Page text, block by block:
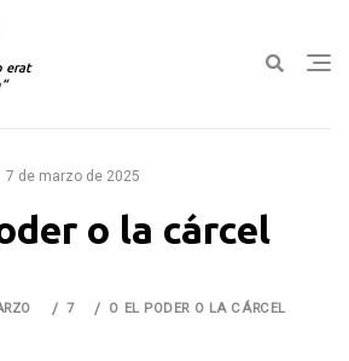
erat
7 de marzo de 2025
o la cárcel
7 O EL PODER O LA CÁRCEL